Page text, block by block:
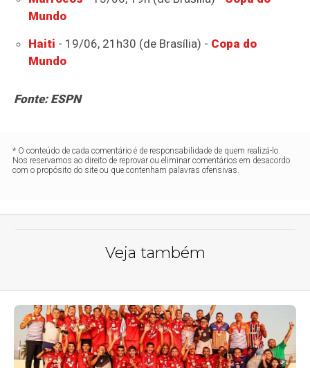
Mundo
Haiti - 19/06, 21h30 (de Brasília) - Copa do
Mundo
Fonte: ESPN
* O conteúdo de cada comentário é de responsabilidade de quem realizá-lo.
Nos reservamos ao direito de reprovar ou eliminar comentários em desacordo
com o propósito do site ou que contenham palavras ofensivas.
Veja também